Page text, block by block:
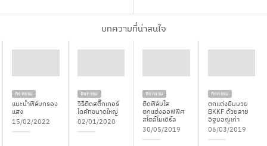
บทความที่น่าสนใจ
กิจกรรม
แนะนำฟิล์มกรอง
แสง
15/02/2022
กิจกรรม
วิธีติดสติ๊กเกอร์
ไดคัทขนาดใหญ่
02/01/2020
กิจกรรม
ติดฟิล์มใส
ตกแต่งออฟฟิศ
สไตล์โมเดิร์ล
30/05/2019
กิจกรรม
ตกแต่งยิมมวย
BKKF ด้วยลาย
อิฐมอญเก่า
06/03/2019